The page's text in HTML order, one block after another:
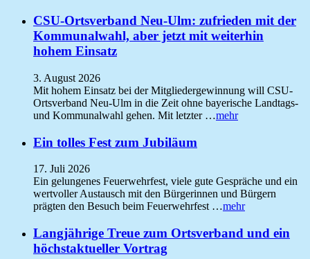
CSU-Ortsverband Neu-Ulm: zufrieden mit der
Kommunalwahl, aber jetzt mit weiterhin
hohem Einsatz
3. August 2026
Mit hohem Einsatz bei der Mitgliedergewinnung will CSU-
Ortsverband Neu-Ulm in die Zeit ohne bayerische Landtags-
und Kommunalwahl gehen. Mit letzter …mehr
Ein tolles Fest zum Jubiläum
17. Juli 2026
Ein gelungenes Feuerwehrfest, viele gute Gespräche und ein
wertvoller Austausch mit den Bürgerinnen und Bürgern
prägten den Besuch beim Feuerwehrfest …mehr
Langjährige Treue zum Ortsverband und ein
höchstaktueller Vortrag